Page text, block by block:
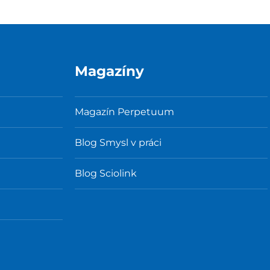
Magazíny
Magazín Perpetuum
Blog Smysl v práci
Blog Sciolink